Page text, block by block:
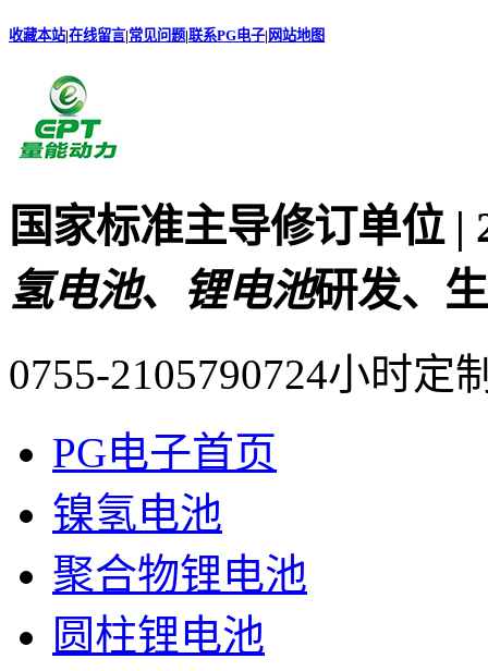
收藏本站|在线留言|常见问题|联系PG电子| 网站地图
国家标准主导修订单位 |
氢电池、锂电池研发、
0755-2105790724小时定
PG电子首页
镍氢电池
聚合物锂电池
圆柱锂电池